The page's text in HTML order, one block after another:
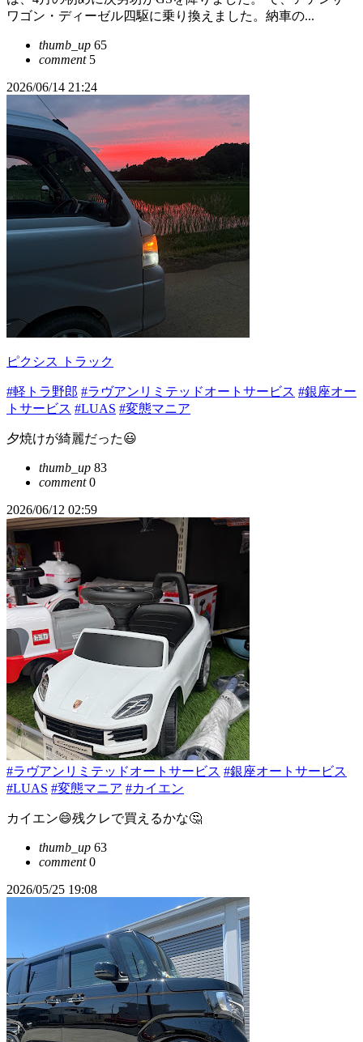
ワゴン・ディーゼル四駆に乗り換えました。納車の...
thumb_up 65
comment5
2026/06/14 21:24
ピクシス トラック
#軽トラ野郎 #ラヴアンリミテッドオートサービス #銀座オー
トサービス #LUAS #変態マニア
夕焼けが綺麗だった😃
thumb_up 83
comment0
2026/06/12 02:59
#ラヴアンリミテッドオートサービス #銀座オートサービス
#LUAS #変態マニア #カイエン
カイエン😄残クレで買えるかな🤔
thumb_up 63
comment0
2026/05/25 19:08